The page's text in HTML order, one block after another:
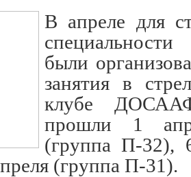
В апреле для
были
занятия в
клубе
прошли 1
(группа П-32),
(группа П-31).